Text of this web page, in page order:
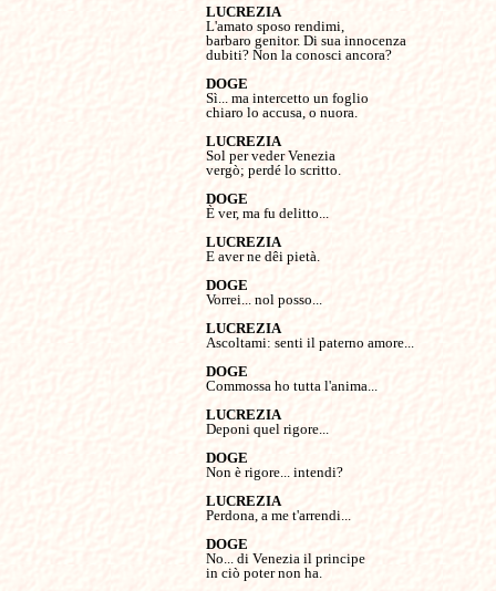
LUCREZIA
L'amato sposo rendimi,
barbaro genitor. Di sua innocenza
dubiti? Non la conosci ancora?
Sì... ma intercetto un foglio
chiaro lo accusa, o nuora.
LUCREZIA
Sol per veder Venezia
vergò; perdé lo scritto.
È ver, ma fu delitto...
LUCREZIA
E aver ne dêi pietà.
Vorrei... nol posso...
LUCREZIA
Ascoltami: senti il paterno amore...
Commossa ho tutta l'anima...
LUCREZIA
Deponi quel rigore...
Non è rigore... intendi?
LUCREZIA
Perdona, a me t'arrendi...
No... di Venezia il principe
in ciò poter non ha.